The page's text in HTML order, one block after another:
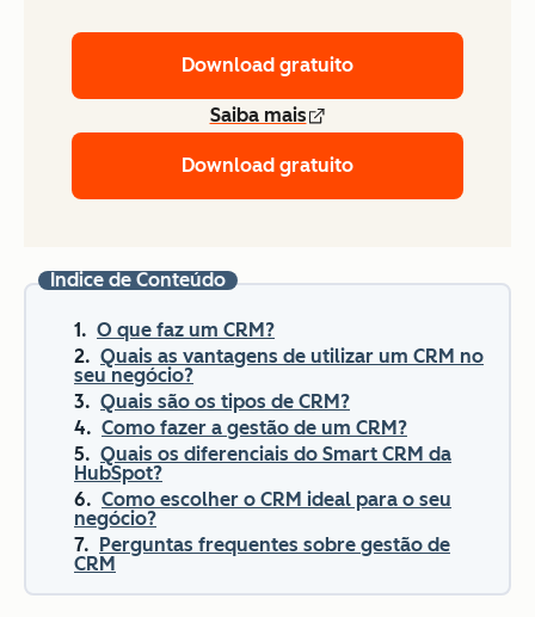
Download gratuito
Saiba mais
Download gratuito
Índice de Conteúdo
O que faz um CRM?
Quais as vantagens de utilizar um CRM no
seu negócio?
Quais são os tipos de CRM?
Como fazer a gestão de um CRM?
Quais os diferenciais do Smart CRM da
HubSpot?
Como escolher o CRM ideal para o seu
negócio?
Perguntas frequentes sobre gestão de
CRM